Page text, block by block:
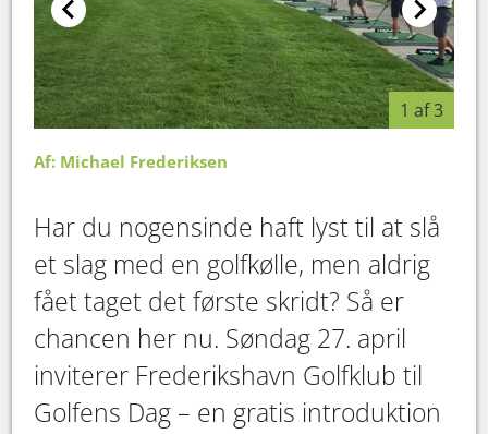
1 af 3
Af: Michael Frederiksen
Har du nogensinde haft lyst til at slå
et slag med en golfkølle, men aldrig
fået taget det første skridt? Så er
chancen her nu. Søndag 27. april
inviterer Frederikshavn Golfklub til
Golfens Dag – en gratis introduktion